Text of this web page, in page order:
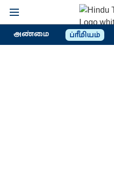
அண்மை ப்ரீமியம்